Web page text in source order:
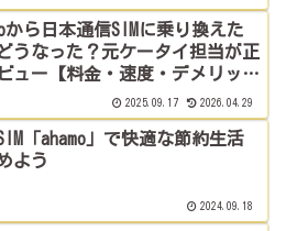
から日本通信SIMに乗り換えた
うなった？元ケータイ担当が正
ュー【料金・速度・デメリッ
2025.09.17 2026.04.29
「ahamo」で快適な節約生活
よう
2024.09.18